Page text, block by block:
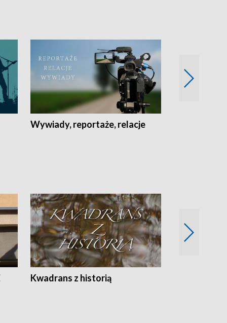
Wywiady, reportaże, relacje
Kwadrans z historią